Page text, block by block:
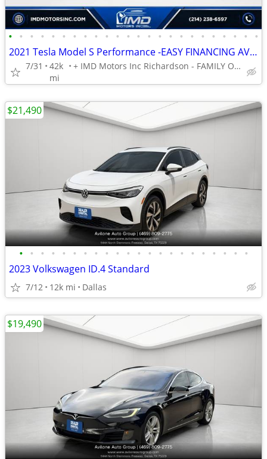
• • • • • • • • • • • • • • • • • • • • • • • •
2021 Tesla Model S Performance -EASY FINANCING AVAILABLE
7/31
42k
mi
+ IMD Motors Inc Richardson - FAMILY OWNED AND OPERATED !
• • • • • • • • • • • • • • • • • • • • • •
2023 Volkswagen ID.4 Standard
7/12 12k mi Dallas
$21,490
$19,490